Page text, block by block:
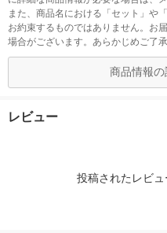
また、商品名における「セット」や
お約束するものではありません。お
場合がございます。あらかじめご了承
商品情報
レビュー
投稿されたレビュ